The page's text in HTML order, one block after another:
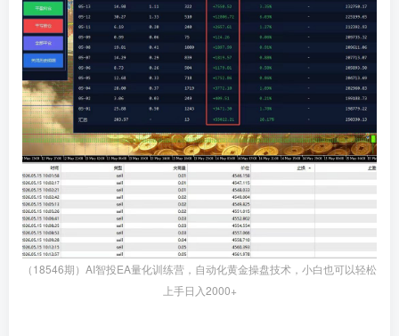
（18546期）AI智投EA量化训练营，自动化黄金操盘技术，小白也可以轻松
上手日入2000+